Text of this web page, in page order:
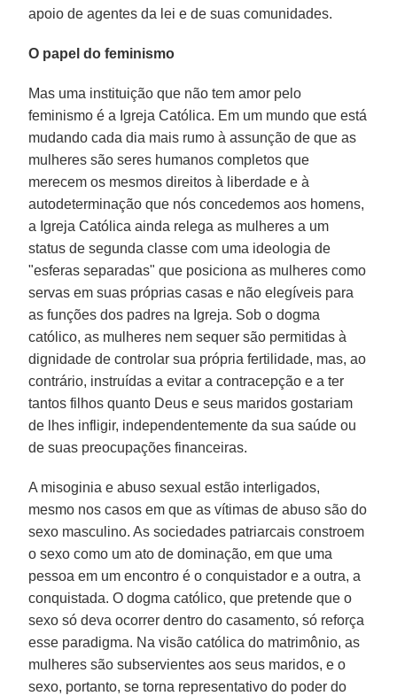
apoio de agentes da lei e de suas comunidades.
O papel do feminismo
Mas uma instituição que não tem amor pelo
feminismo é a Igreja Católica. Em um mundo que está
mudando cada dia mais rumo à assunção de que as
mulheres são seres humanos completos que
merecem os mesmos direitos à liberdade e à
autodeterminação que nós concedemos aos homens,
a Igreja Católica ainda relega as mulheres a um
status de segunda classe com uma ideologia de
"esferas separadas" que posiciona as mulheres como
servas em suas próprias casas e não elegíveis para
as funções dos padres na Igreja. Sob o dogma
católico, as mulheres nem sequer são permitidas à
dignidade de controlar sua própria fertilidade, mas, ao
contrário, instruídas a evitar a contracepção e a ter
tantos filhos quanto Deus e seus maridos gostariam
de lhes infligir, independentemente da sua saúde ou
de suas preocupações financeiras.
A misoginia e abuso sexual estão interligados,
mesmo nos casos em que as vítimas de abuso são do
sexo masculino. As sociedades patriarcais constroem
o sexo como um ato de dominação, em que uma
pessoa em um encontro é o conquistador e a outra, a
conquistada. O dogma católico, que pretende que o
sexo só deva ocorrer dentro do casamento, só reforça
esse paradigma. Na visão católica do matrimônio, as
mulheres são subservientes aos seus maridos, e o
sexo, portanto, se torna representativo do poder do